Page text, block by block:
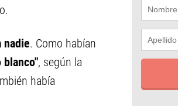
nadie. Como habían
blanco", según la
había